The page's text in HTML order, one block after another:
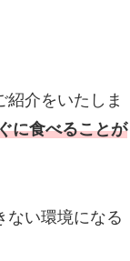
紹介をいたしま
に食べることが
ない環境になる